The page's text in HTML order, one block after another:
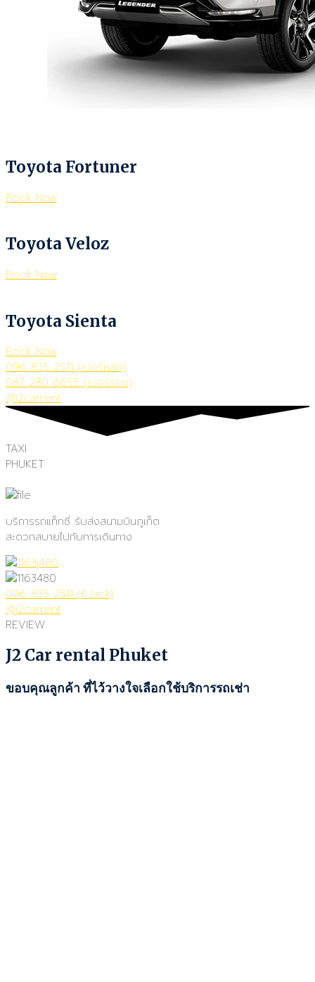
Toyota Fortuner
Book Now
Toyota Veloz
Book Now
Toyota Sienta
Book Now
096 835 2511 (เบอร์หลัก)
087 280 6655 (เบอร์รอง)
@j2carrent
TAXI
PHUKET
บริการรถแท็กซี่ รับส่งสนามบินภูเก็ต
สะดวกสบายไปกับการเดินทาง
096 835 2511 (K.Jack)
@j2carrent
REVIEW
J2 Car rental Phuket
ขอบคุณลูกค้า ที่ไว้วางใจเลือกใช้บริการรถเช่า